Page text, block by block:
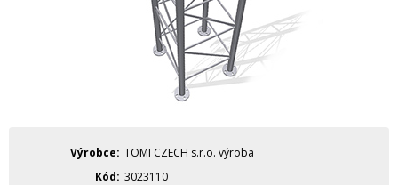
Výrobce TOMI CZECH s.r.o. výroba
Kód 3023110